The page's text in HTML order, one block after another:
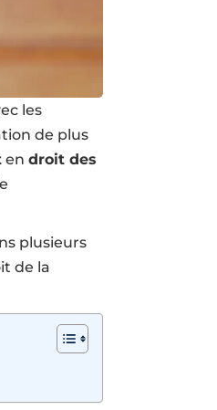
les
de plus
en droit des
plusieurs
de la